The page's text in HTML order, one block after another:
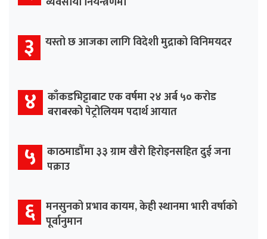
३ यस्तो छ आजका लागि विदेशी मुद्राको विनिमयदर
४
काँकडभिट्टाबाट एक वर्षमा २४ अर्ब ५० करोड
बराबरको पेट्रोलियम पदार्थ आयात
५
काठमाडौँमा ३३ ग्राम खैरो हिरोइनसहित दुई जना
पक्राउ
६ मनसुनको प्रभाव कायम, केही स्थानमा भारी वर्षाको
पूर्वानुमान